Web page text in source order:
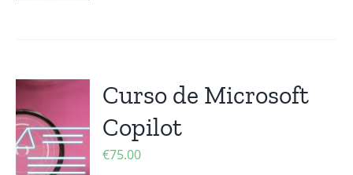
Curso de Microsoft
Copilot
€75.00